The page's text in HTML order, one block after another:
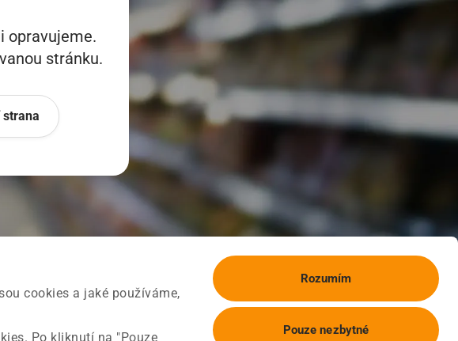
cookies a jaké používáme,
Po kliknutí na "Pouze
Rozumím
Pouze nezbytné
opravujeme.
stránku.
strana